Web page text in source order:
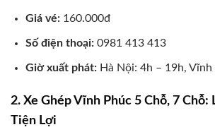
Giá vé:160.000đ
Số điện thoại:0981 413 413
Giờ xuất phát:Hà Nội: 4h – 19h, Vĩnh
2. Xe Ghép Vĩnh Phúc 5 Chỗ, 7 Chỗ:
Tiện Lợi